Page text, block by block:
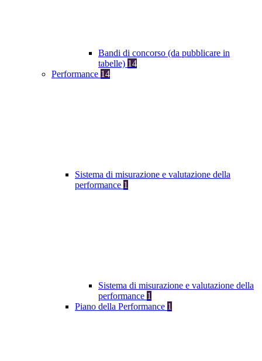
Bandi di concorso (da pubblicare in
tabelle) 14
Performance 14
Sistema di misurazione e valutazione della
performance 1
Sistema di misurazione e valutazione della
performance 1
Piano della Performance 1